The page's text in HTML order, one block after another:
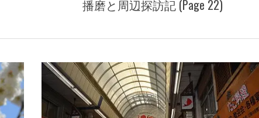
播磨と周辺探訪記 (Page 22)